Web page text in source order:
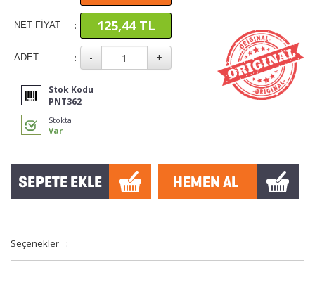
NET FİYAT : 125,44 TL
ADET :
Stok Kodu
PNT362
Stokta
Var
Seçenekler :